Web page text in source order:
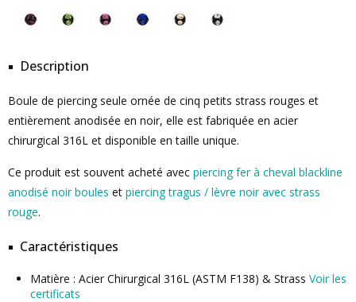
Description
Boule de piercing seule ornée de cinq petits strass rouges et
entièrement anodisée en noir, elle est fabriquée en acier
chirurgical 316L et disponible en taille unique.
Ce produit est souvent acheté avec piercing fer à cheval blackline
anodisé noir boules et piercing tragus / lèvre noir avec strass
rouge.
Caractéristiques
Matière : Acier Chirurgical 316L (ASTM F138) & Strass Voir les
certificats